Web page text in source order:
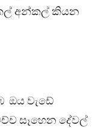
අන්කල් කියන
ඔය වැඩේ
සෑහෙන දේවල්